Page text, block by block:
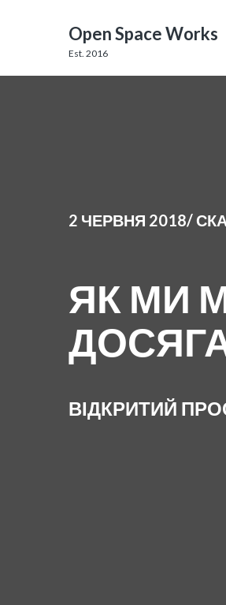
Open Space Works
Est. 2016
2 ЧЕРВНЯ 2018/
ЯК МИ
ВІДКРИТИЙ